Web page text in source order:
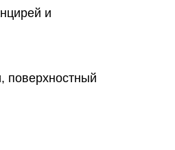
и
поверхностный